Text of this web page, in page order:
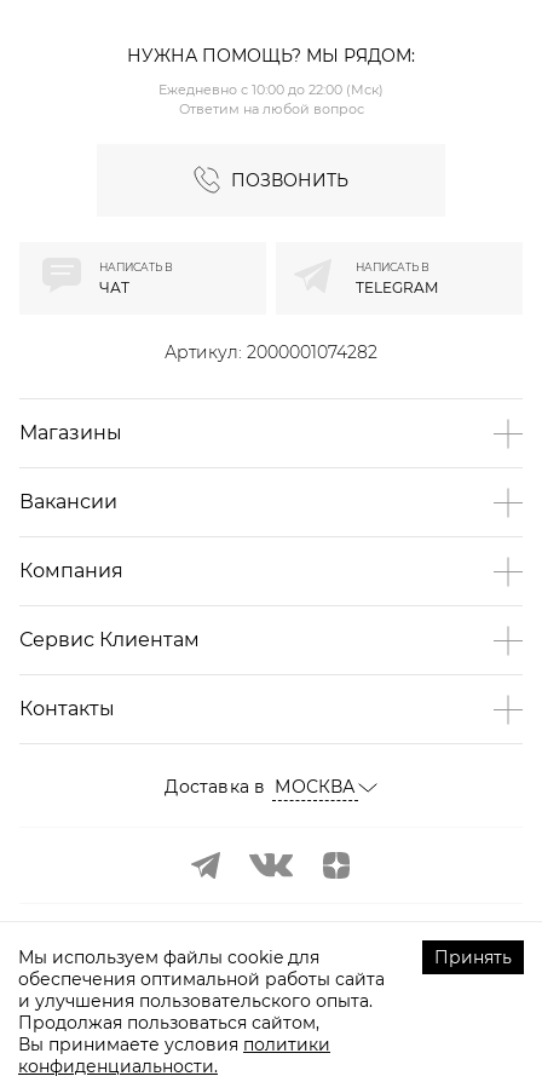
НУЖНА ПОМОЩЬ? МЫ РЯДОМ:
ПОЗВОНИТЬ
Ежедневно с 10:00 до 22:00 (Мск)
Ответим на любой вопрос
Артикул: 2000001074282
НАПИСАТЬ В
ЧАТ
НАПИСАТЬ В
TELEGRAM
Магазины
Вакансии
Компания
Сервис Клиентам
Контакты
Доставка в МОСКВА
© 2009-2026 ТOPTOP.RU Все права защищены
Мы используем файлы cookie для
обеспечения оптимальной работы сайта
и улучшения пользовательского опыта.
Продолжая пользоваться сайтом,
Вы принимаете условия политики
конфиденциальности.
Принять